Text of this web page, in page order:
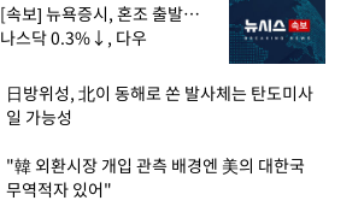
[속보] 뉴욕증시, 혼조 출발…
나스닥 0.3%↓, 다우
日방위성, 北이 동해로 쏜 발사체는 탄도미사
일 가능성
"韓 외환시장 개입 관측 배경엔 美의 대한국
무역적자 있어"